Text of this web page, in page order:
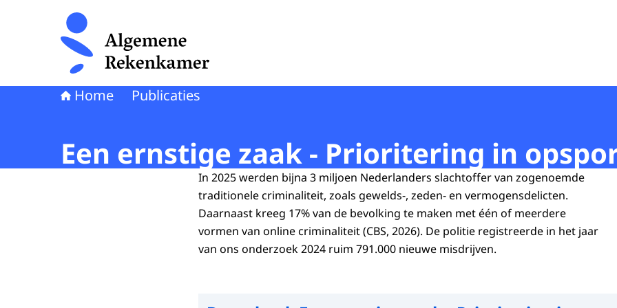
Naar de homepage van Algemene Rekenkamer
Home Publicaties
Een ernstige zaak - Prioritering in
In 2025 werden bijna 3 miljoen Nederlanders slachtoffer van zogenoemde
traditionele criminaliteit, zoals gewelds-, zeden- en vermogensdelicten.
Daarnaast kreeg 17% van de bevolking te maken met één of meerdere
vormen van online criminaliteit (CBS, 2026). De politie registreerde in het jaar
van ons onderzoek 2024 ruim 791.000 nieuwe misdrijven.